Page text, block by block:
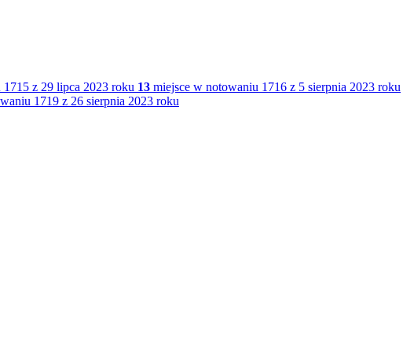
z 29 lipca 2023 roku 13 miejsce w notowaniu 1716 z 5 sierpnia 2023 roku
1719 z 26 sierpnia 2023 roku